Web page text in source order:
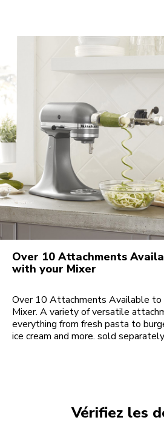
Over 10 Attachments
with your Mixer
Over 10 Attachments Available to
Mixer. A variety of versatile
everything from fresh pasta to
ice cream and more. sold
Vérifiez les